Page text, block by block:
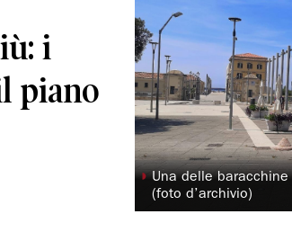
i
piano
◗Una delle
(foto d’archivio)